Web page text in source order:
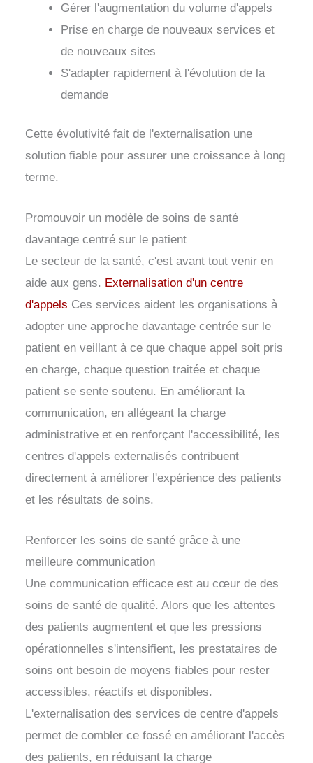
Gérer l'augmentation du volume d'appels
Prise en charge de nouveaux services et
de nouveaux sites
S'adapter rapidement à l'évolution de la
demande
Cette évolutivité fait de l'externalisation une
solution fiable pour assurer une croissance à long
terme.
Promouvoir un modèle de soins de santé
davantage centré sur le patient
Le secteur de la santé, c'est avant tout venir en
aide aux gens. Externalisation d'un centre
d'appels Ces services aident les organisations à
adopter une approche davantage centrée sur le
patient en veillant à ce que chaque appel soit pris
en charge, chaque question traitée et chaque
patient se sente soutenu. En améliorant la
communication, en allégeant la charge
administrative et en renforçant l'accessibilité, les
centres d'appels externalisés contribuent
directement à améliorer l'expérience des patients
et les résultats de soins.
Renforcer les soins de santé grâce à une
meilleure communication
Une communication efficace est au cœur de des
soins de santé de qualité. Alors que les attentes
des patients augmentent et que les pressions
opérationnelles s'intensifient, les prestataires de
soins ont besoin de moyens fiables pour rester
accessibles, réactifs et disponibles.
L'externalisation des services de centre d'appels
permet de combler ce fossé en améliorant l'accès
des patients, en réduisant la charge